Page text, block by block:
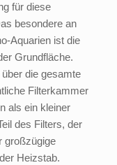
für diese
besondere an
Aquarien ist die
Grundfläche.
die gesamte
Filterkammer
als ein kleiner
des Filters, der
großzügige
Heizstab.